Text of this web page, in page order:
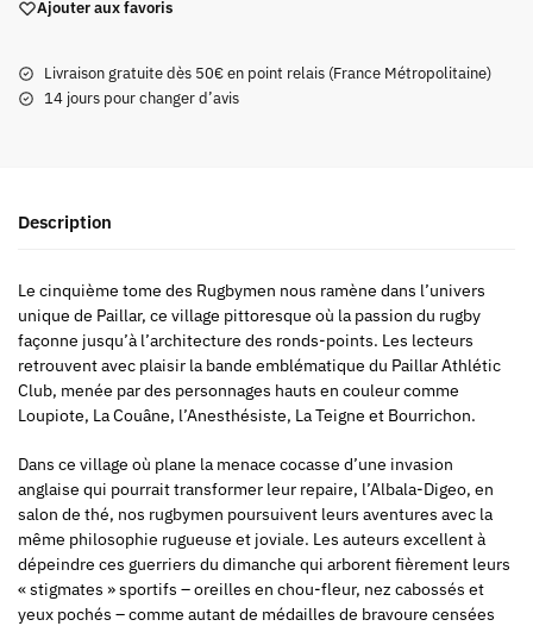
Ajouter aux favoris
Livraison gratuite dès 50€ en point relais (France Métropolitaine)
14 jours pour changer d’avis
Description
Le cinquième tome des Rugbymen nous ramène dans l’univers
unique de Paillar, ce village pittoresque où la passion du rugby
façonne jusqu’à l’architecture des ronds-points. Les lecteurs
retrouvent avec plaisir la bande emblématique du Paillar Athlétic
Club, menée par des personnages hauts en couleur comme
Loupiote, La Couâne, l’Anesthésiste, La Teigne et Bourrichon.
Dans ce village où plane la menace cocasse d’une invasion
anglaise qui pourrait transformer leur repaire, l’Albala-Digeo, en
salon de thé, nos rugbymen poursuivent leurs aventures avec la
même philosophie rugueuse et joviale. Les auteurs excellent à
dépeindre ces guerriers du dimanche qui arborent fièrement leurs
« stigmates » sportifs – oreilles en chou-fleur, nez cabossés et
yeux pochés – comme autant de médailles de bravoure censées